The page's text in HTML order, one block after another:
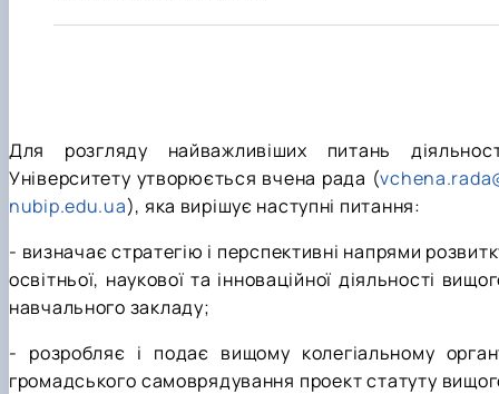
Для розгляду найважливіших питань
Університету утворюється вчена рада (
nubip.edu.ua), яка вирішує наступні питання:
- визначає стратегію і перспективні напрями
освітньої, наукової та інноваційної діяльності
навчального закладу;
- розробляє і подає вищому колегіальному
громадського самоврядування проект статуту